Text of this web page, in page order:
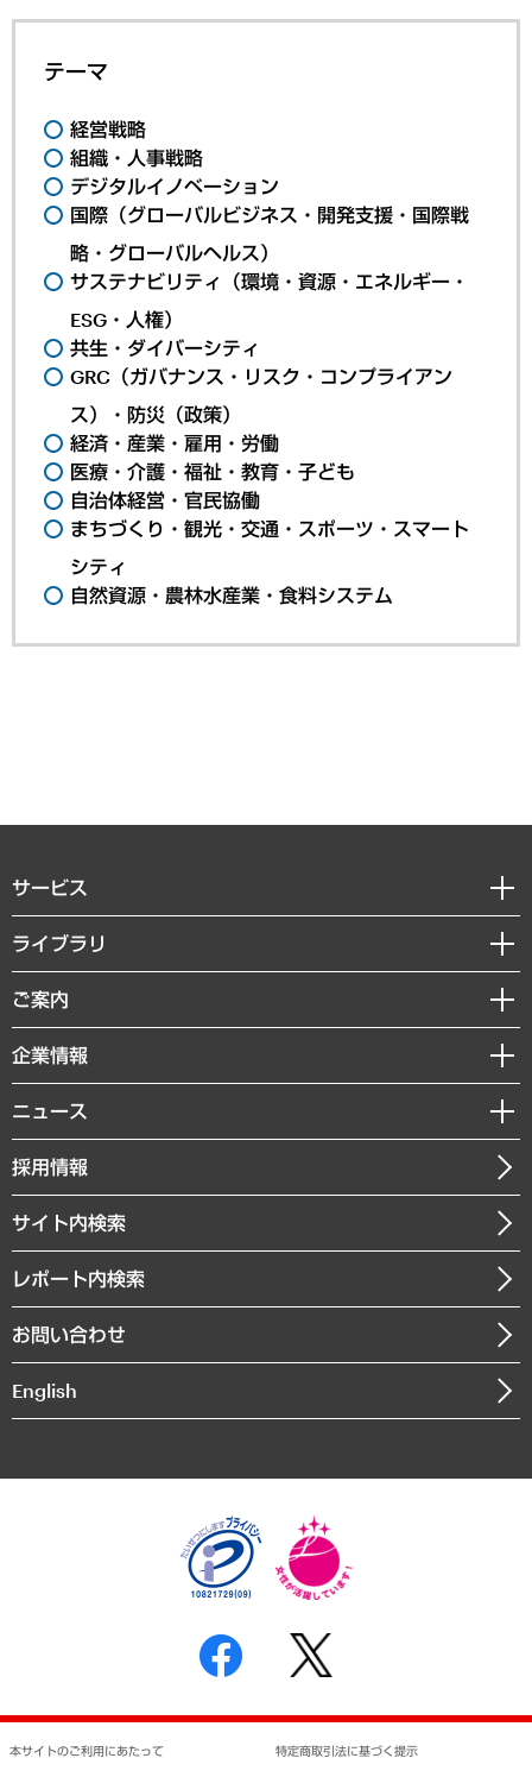
テーマ
経営戦略
組織・人事戦略
デジタルイノベーション
国際（グローバルビジネス・開発支援・国際戦
略・グローバルヘルス）
サステナビリティ（環境・資源・エネルギー・
ESG・人権）
共生・ダイバーシティ
GRC（ガバナンス・リスク・コンプライアン
ス）・防災（政策）
経済・産業・雇用・労働
医療・介護・福祉・教育・子ども
自治体経営・官民協働
まちづくり・観光・交通・スポーツ・スマート
シティ
自然資源・農林水産業・食料システム
サービス
経営戦略
組織・人事戦略
デジタルイノベーション
共生・ダイバーシティ
GRC（ガバナンス・リスク・コンプライアンス）・防災（政策）
経済・産業・雇用・労働
まちづくり・観光・交通・スポーツ・スマートシティ
自然資源・農林水産業・食料システム
ライブラリ
経済調査
レポート
コラム
経営用語集
受託・受注実績（官公庁関連）
メディア掲載・出演
ご案内
セミナー・イベント情報
MUFGビジネスセミナー
受託案件情報
企業情報
私たちの想い
社長メッセージ
会社概要
沿革
組織図・本部部室紹介
インドネシア現地法人
個人情報保護方針
反社会的勢力に対する基本方針
書面による個人情報の開示等の請求の手続きについて
ニュース
ニュースリリース
お知らせ
採用情報
サイト内検索
レポート内検索
お問い合わせ
English
本サイトのご利用にあたって 特定商取引法に基づく提示